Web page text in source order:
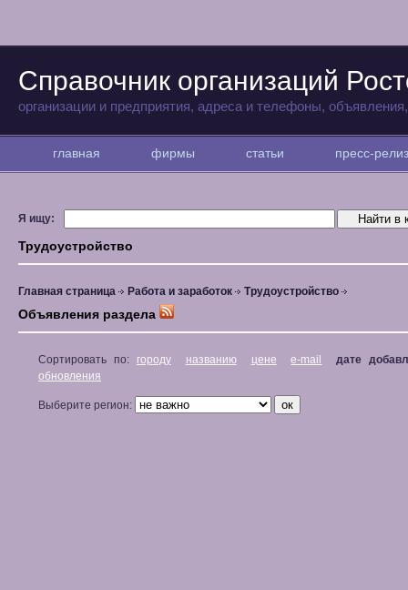
Справочник организаций
организации и предприятия, адреса и телефоны,
главная фирмы статьи пресс-
Я ищу:
Трудоустройство
Главная страница Работа и заработок Трудоустройство
Объявления раздела
Сортировать по: городу названию цене e-mail
дате
обновления
Выберите регион: